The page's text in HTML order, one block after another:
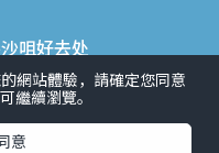
咀好去处
处 旺角好去处 社会
網站體驗，請確定您同意
繼續瀏覽。
意